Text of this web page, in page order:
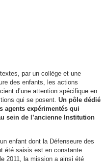
par un collège et une
des enfants, les actions
d’une attention spécifique en
qui se posent. Un pôle dédié
agents expérimentés qui
sein de l’ancienne Institution
enfant dont la Défenseure des
été saisis est en constante
2011, la mission a ainsi été